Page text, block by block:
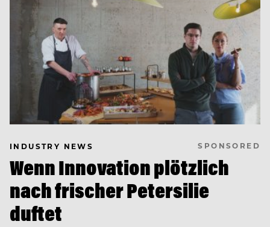
INDUSTRY NEWS SPONSORED
Wenn Innovation plötzlich
nach frischer Petersilie
duftet